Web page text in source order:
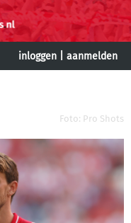
inloggen aanmelden
Foto: Pro Shots